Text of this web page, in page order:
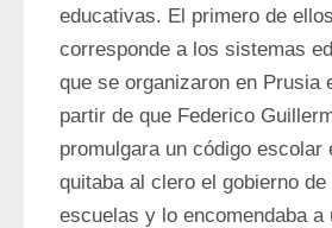
educativas. El primero de ellos
corresponde a los sistemas
que se organizaron en Prusia
partir de que Federico
promulgara un código escolar
quitaba al clero el gobierno de
escuelas y lo encomendaba a